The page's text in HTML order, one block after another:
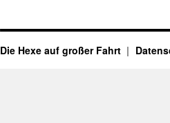
Die Hexe auf großer Fahrt